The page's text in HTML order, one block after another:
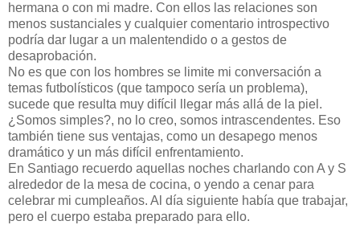
hermana o con mi madre. Con ellos las relaciones son
menos sustanciales y cualquier comentario introspectivo
podría dar lugar a un malentendido o a gestos de
desaprobación.
No es que con los hombres se limite mi conversación a
temas futbolísticos (que tampoco sería un problema),
sucede que resulta muy difícil llegar más allá de la piel.
¿Somos simples?, no lo creo, somos intrascendentes. Eso
también tiene sus ventajas, como un desapego menos
dramático y un más difícil enfrentamiento.
En Santiago recuerdo aquellas noches charlando con A y S
alrededor de la mesa de cocina, o yendo a cenar para
celebrar mi cumpleaños. Al día siguiente había que trabajar,
pero el cuerpo estaba preparado para ello.